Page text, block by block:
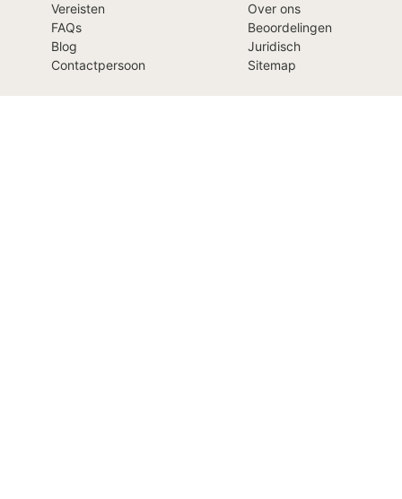
Vereisten
FAQs
Blog
Contactpersoon
Over ons
Beoordelingen
Juridisch
Sitemap